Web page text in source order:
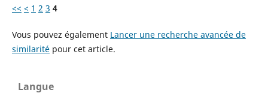
<< < 1 2 3 4
Vous pouvez également Lancer une recherche avancée de
similaritépour cet article.
Langue